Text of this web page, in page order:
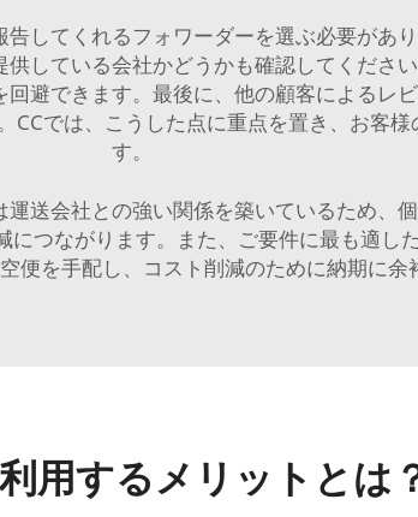
してくれるフォワーダーを選ぶ必要があ
している会社かどうかも確認してくださ
避できます。最後に、他の顧客によるレ
では、こうした点に重点を置き、お客
す。
送会社との強い関係を築いているため、
つながります。また、ご要件に最も適し
を手配し、コスト削減のために納期に余
用するメリットとは